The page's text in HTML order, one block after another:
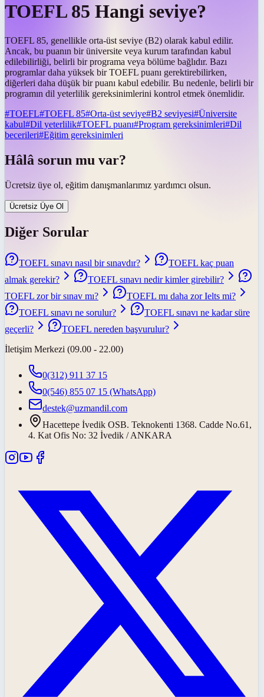
TOEFL 85 Hangi seviye?
TOEFL 85, genellikle orta-üst seviye (B2) olarak kabul edilir.
Ancak, bu puanın bir üniversite veya kurum tarafından kabul
edilebilirliği, belirli bir programa veya bölüme bağlıdır. Bazı
programlar daha yüksek bir TOEFL puanı gerektirebilirken,
diğerleri daha düşük bir puanı kabul edebilir. Bu nedenle, belirli bir
programın dil yeterlilik gereksinimlerini kontrol etmek önemlidir.
#TOEFL#TOEFL 85#Orta-üst seviye#B2 seviyesi#Üniversite
kabul#Dil yeterlilik#TOEFL puanı#Program gereksinimleri#Dil
becerileri#Eğitim gereksinimleri
Hâlâ sorun mu var?
Ücretsiz üye ol, eğitim danışmanlarımız yardımcı olsun.
Ücretsiz Üye Ol
Diğer Sorular
TOEFL sınavı nasıl bir sınavdır?
TOEFL kaç puan
almak gerekir?
TOEFL sınavı nedir kimler girebilir?
TOEFL zor bir sınav mı?
TOEFL mı daha zor Ielts mi?
TOEFL sınavı ne sorulur?
TOEFL sınavı ne kadar süre
geçerli?
TOEFL nereden başvurulur?
İletişim Merkezi (09.00 - 22.00)
0(312) 911 37 15
0(546) 855 07 15 (WhatsApp)
destek@uzmandil.com
Hacettepe İvedik OSB. Teknokenti 1368. Cadde No.61,
4. Kat Ofis No: 32 İvedik / ANKARA